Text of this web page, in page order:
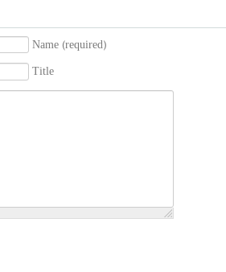
Name (required)
Title